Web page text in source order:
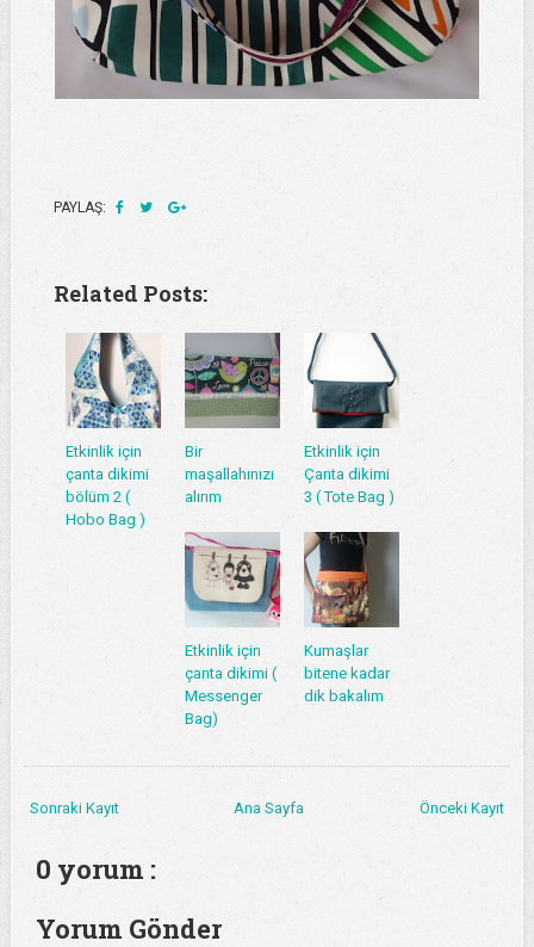
PAYLAŞ:
Related Posts:
Etkinlik için
çanta dikimi
bölüm 2 (
Hobo Bag )
Bir
maşallahınızı
alırım
Etkinlik için
Çanta dikimi
3 ( Tote Bag )
Etkinlik için
çanta dikimi (
Messenger
Bag)
Kumaşlar
bitene kadar
dik bakalım
Sonraki Kayıt Önceki Kayıt
Ana Sayfa
0 yorum :
Yorum Gönder